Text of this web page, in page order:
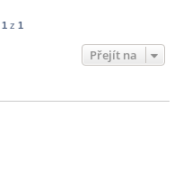
1 z 1
Přejít na